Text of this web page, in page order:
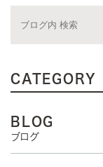
CATEGORY
BLOG
ブログ